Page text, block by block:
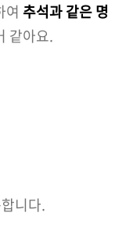
여 추석과 같은 명
같아요.
니다.